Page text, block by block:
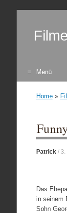
Menü
Home»
Patrick/ 3.
Das
in seinem
Sohn